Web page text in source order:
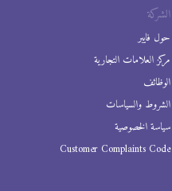
الشركة
حول فايبر
مركز العلامات التجارية
الوظائف
الشروط والسياسات
سياسة الخصوصية
Customer Complaints Code